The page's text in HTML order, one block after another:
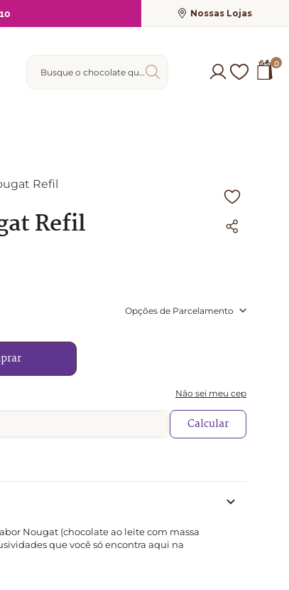
Nossas Lojas
Busque o chocolate que deseja 0
Refil
Refil
Opções de Parcelamento
Calcular
Não sei meu cep
Nougat (chocolate ao leite com massa
que você só encontra aqui na